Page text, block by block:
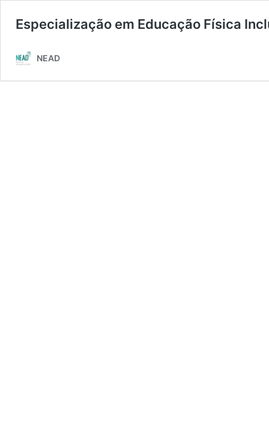
Especialização em Educação Física
NEAD